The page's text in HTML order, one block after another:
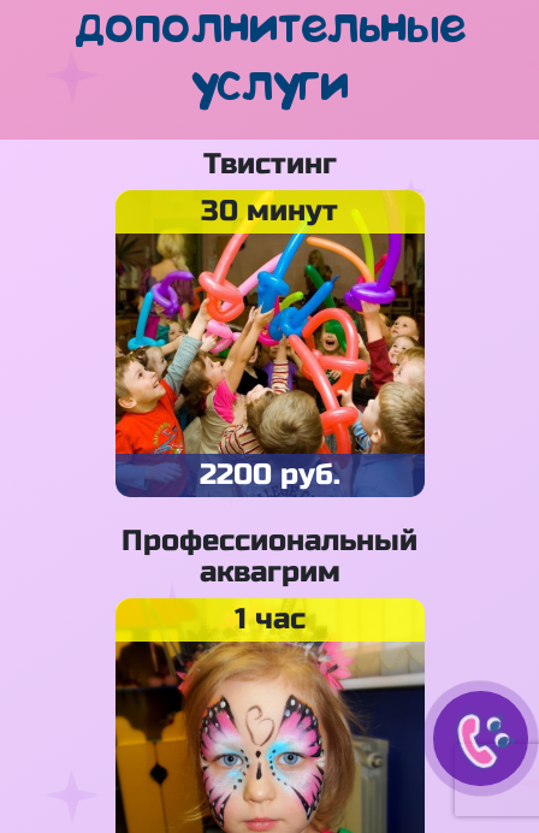
дополнительные
услуги
Твистинг
30 минут
2200 руб.
Профессиональный
аквагрим
1 час